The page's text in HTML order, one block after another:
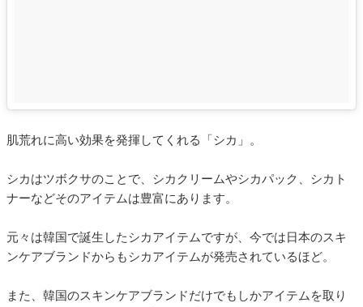
肌荒れに高い効果を発揮してくれる「シカ」。
シカはツボクサのことで、シカクリームやシカパック、シカト
ナーなどそのアイテムは豊富にあります。
元々は韓国で誕生したシカアイテムですが、今では日本のスキ
ンケアブランドからもシカアイテムが発売されているほど。
また、韓国のスキンケアブランドだけでもしかアイテムを取り